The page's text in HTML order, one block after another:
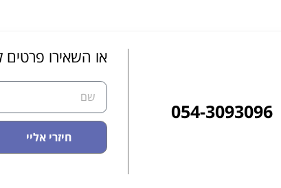
054-3093096
או השאירו
חיזרי אליי